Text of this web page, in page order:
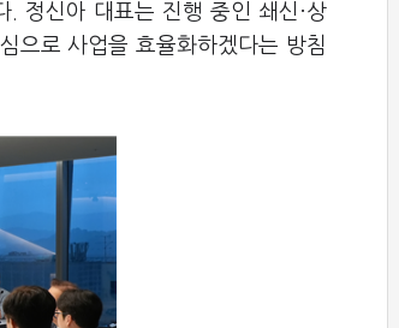
. 정신아 대표는 진행 중인 쇄신·상
으로 사업을 효율화하겠다는 방침